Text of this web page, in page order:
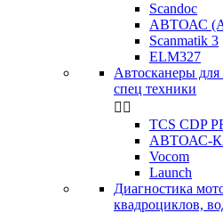
Scandoc
АВТОАС
Scanmatik 3
ELM327
Автосканеры
спец техники
 
TCS CDP
АВТОАС-
Vocom
Launch
Диагностика
квадроциклов,